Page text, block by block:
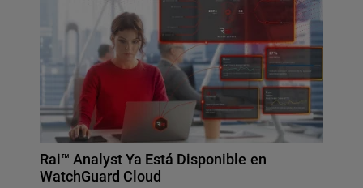
Rai™ Analyst Ya Está Disponible en
WatchGuard Cloud